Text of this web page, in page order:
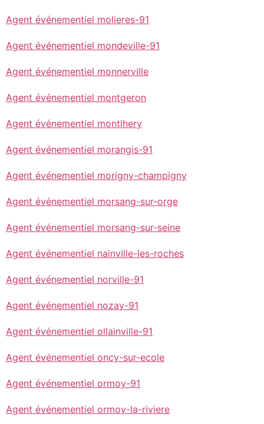
Agent événementiel molieres-91
Agent événementiel mondeville-91
Agent événementiel monnerville
Agent événementiel montgeron
Agent événementiel montlhery
Agent événementiel morangis-91
Agent événementiel morigny-champigny
Agent événementiel morsang-sur-orge
Agent événementiel morsang-sur-seine
Agent événementiel nainville-les-roches
Agent événementiel norville-91
Agent événementiel nozay-91
Agent événementiel ollainville-91
Agent événementiel oncy-sur-ecole
Agent événementiel ormoy-91
Agent événementiel ormoy-la-riviere